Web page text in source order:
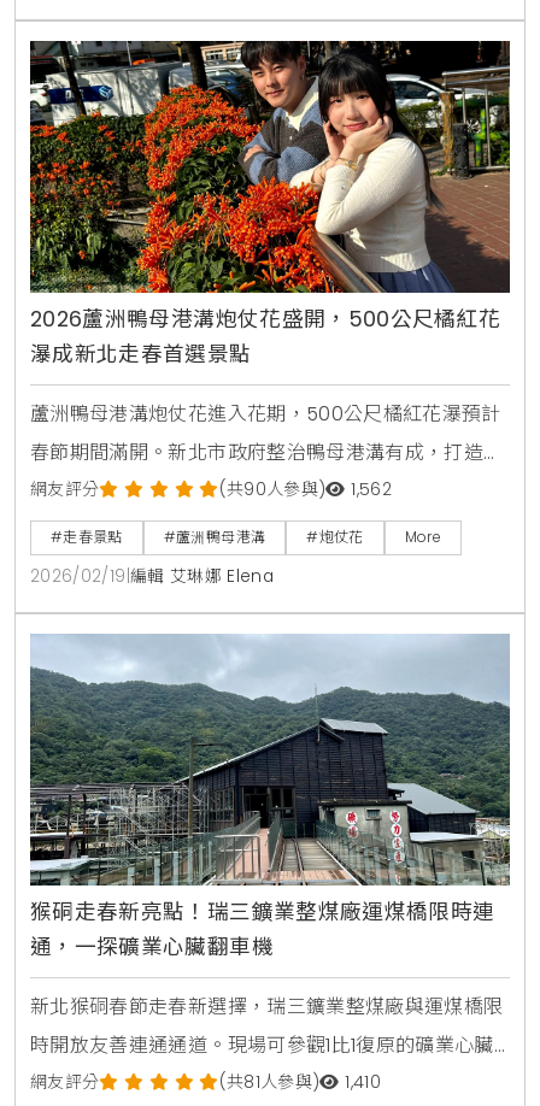
2026蘆洲鴨母港溝炮仗花盛開，500公尺橘紅花
瀑成新北走春首選景點
蘆洲鴨母港溝炮仗花進入花期，500公尺橘紅花瀑預計
春節期間滿開。新北市政府整治鴨母港溝有成，打造適
合走春的賞花廊道，市民可搭乘捷運轉乘公車輕鬆抵
達，感受春日暖陽下的喜慶氛圍與浪漫光雕夜景。
網友評分 (共90人參與) 1,562
#走春景點 #蘆洲鴨母港溝 #炮仗花 More
2026/02/19 編輯 艾琳娜 Elena
猴硐走春新亮點！瑞三鑛業整煤廠運煤橋限時連
通，一探礦業心臟翻車機
新北猴硐春節走春新選擇，瑞三鑛業整煤廠與運煤橋限
時開放友善連通通道。現場可參觀1比1復原的礦業心臟
翻車機，近距離感受臺灣煤礦文化，是適合全家出遊的
網友評分 (共81人參與) 1,410